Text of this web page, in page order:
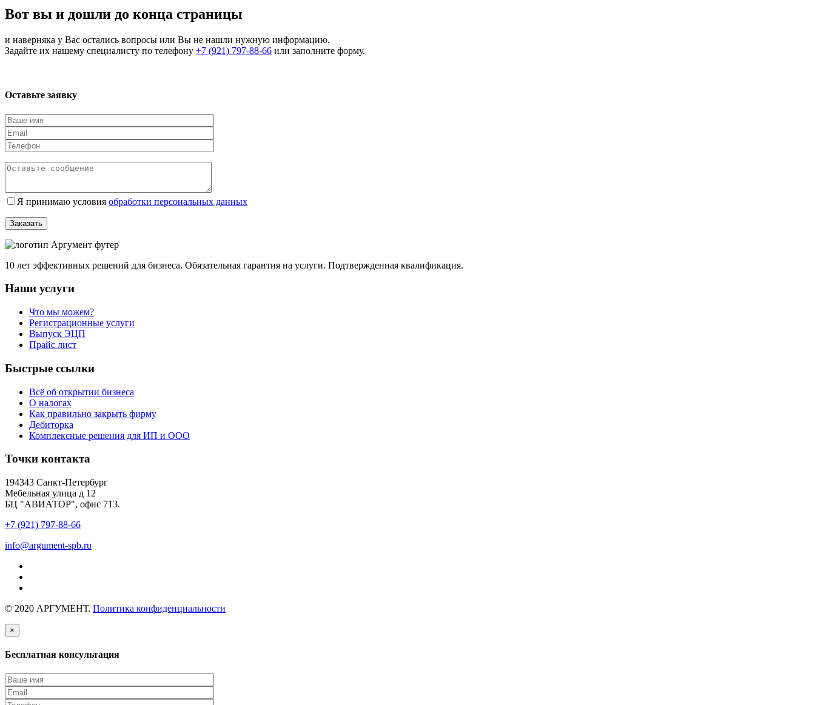
Вот вы и дошли до конца страницы
и наверняка у Вас остались вопросы или Вы не нашли нужную информацию.
Задайте их нашему специалисту по телефону +7 (921) 797-88-66 или заполните форму.
Оставьте заявку
Я принимаю условия обработки персональных данных
10 лет эффективных решений для бизнеса. Обязательная гарантия на услуги. Подтвержденная квалификация.
Наши услуги
Что мы можем?
Регистрационные услуги
Выпуск ЭЦП
Прайс лист
Быстрые ссылки
Всё об открытии бизнеса
О налогах
Как правильно закрыть фирму
Дебиторка
Комплексные решения для ИП и ООО
Точки контакта
194343 Санкт-Петербург
Мебельная улица д 12
БЦ "АВИАТОР", офис 713.
+7 (921) 797-88-66
info@argument-spb.ru
© 2020 АРГУМЕНТ. Политика конфиденциальности
×
Бесплатная консультация